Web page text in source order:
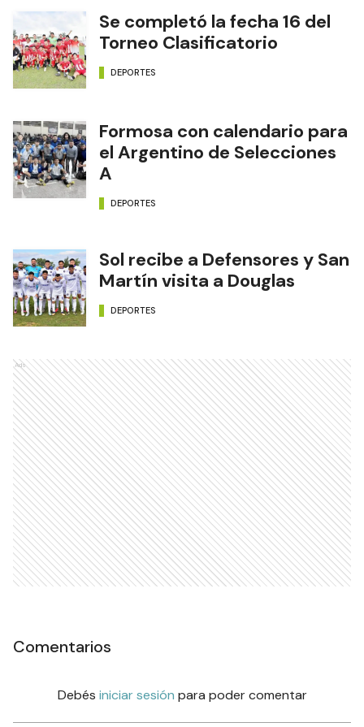
Se completó la fecha 16 del
Torneo Clasificatorio
DEPORTES
Formosa con calendario para
el Argentino de Selecciones
A
DEPORTES
Sol recibe a Defensores y San
Martín visita a Douglas
DEPORTES
Ads
Comentarios
Debés iniciar sesión para poder comentar